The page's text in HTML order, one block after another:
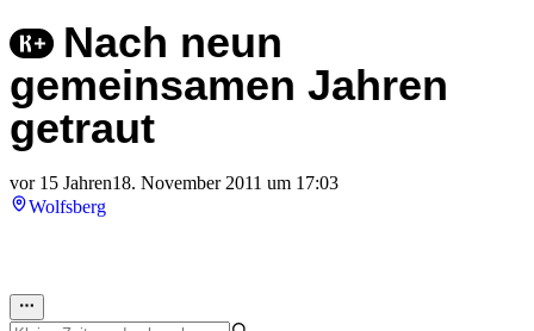
Nach neun
gemeinsamen Jahren
getraut
vor 15 Jahren18. November 2011 um 17:03
Wolfsberg